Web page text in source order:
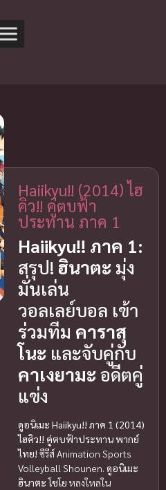
Haiikyu!! (2014) ไฮ
คิว!! คู่ตบฟ้า
ประทาน ภาค 1
Haiikyu!! ภาค 1:
สรุป! ฮินาตะมุ่ง
มั่นเล่น
วอลเลย์บอล เข้า
ร่วมทีม คาราสุ
โนะ และจับคู่กับ
คาเงยามะอดีตคู่
แข่ง
ดูอนิเมะ Haiikyu!! ภาค 1 (2014)
ไฮคิว!! คู่ตบฟ้าประทาน พากย์
ไทย! ซีรีส์ Animation Sports
Volleyball Shounen. ดูอนิเมะ
ฮินาตะ โชโย หลงใหลใน